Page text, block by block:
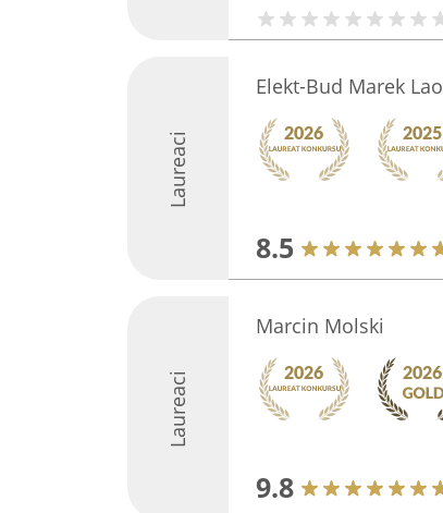
Laureaci
Elekt-Bud Marek Lao
8.5
Laureaci
Marcin Molski
9.8